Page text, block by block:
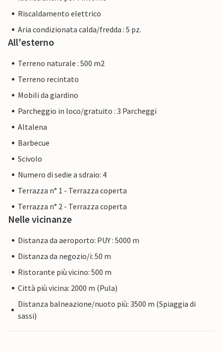
Riscaldamento elettrico
Aria condizionata calda/fredda : 5 pz.
All'esterno
Terreno naturale : 500 m2
Terreno recintato
Mobili da giardino
Parcheggio in loco/gratuito : 3 Parcheggi
Altalena
Barbecue
Scivolo
Numero di sedie a sdraio: 4
Terrazza n° 1 - Terrazza coperta
Terrazza n° 2 - Terrazza coperta
Nelle vicinanze
Distanza da aeroporto: PUY : 5000 m
Distanza da negozio/i: 50 m
Ristorante più vicino: 500 m
Città più vicina: 2000 m (Pula)
Distanza balneazione/nuoto più: 3500 m (Spiaggia di
sassi)